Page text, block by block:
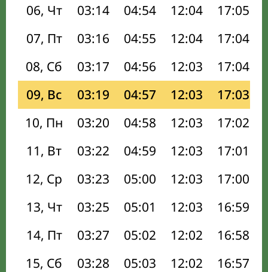
06, Чт
03:14 04:54 12:04 17:05
07, Пт
03:16 04:55 12:04 17:04
08, Сб
03:17 04:56 12:03 17:04
09, Вс
03:19 04:57 12:03 17:03
10, Пн
03:20 04:58 12:03 17:02
11, Вт
03:22 04:59 12:03 17:01
12, Ср
03:23 05:00 12:03 17:00
13, Чт
03:25 05:01 12:03 16:59
14, Пт
03:27 05:02 12:02 16:58
15, Сб
03:28 05:03 12:02 16:57